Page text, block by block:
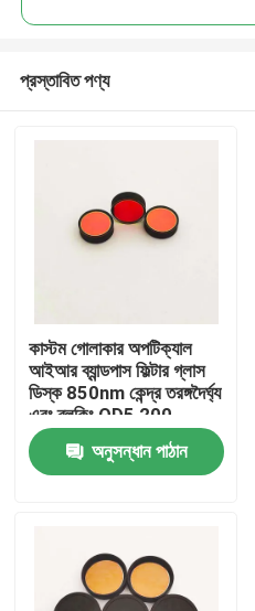
প্রস্তাবিত পণ্য
কাস্টম গোলাকার অপটিক্যাল
আইআর ব্যান্ডপাস ফিল্টার গ্লাস
ডিস্ক 850nm কেন্দ্র তরঙ্গদৈর্ঘ্য
এবং ব্লকিং OD5 200-
1100nm
অনুসন্ধান পাঠান